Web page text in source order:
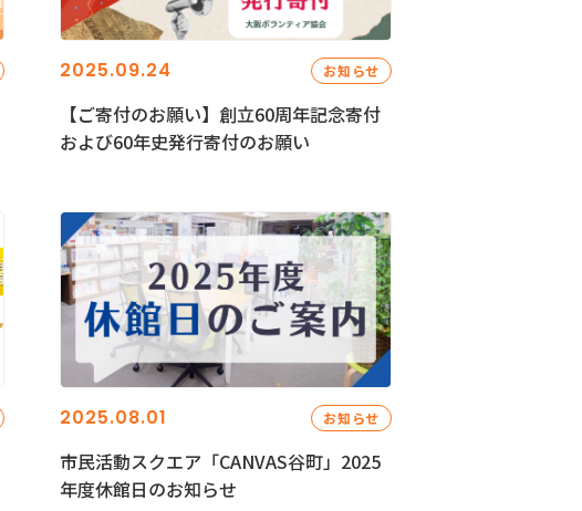
2025.09.24 お知らせ
【ご寄付のお願い】創立60周年記念寄付
および60年史発行寄付のお願い
2025.08.01 お知らせ
市民活動スクエア「CANVAS谷町」2025
年度休館日のお知らせ